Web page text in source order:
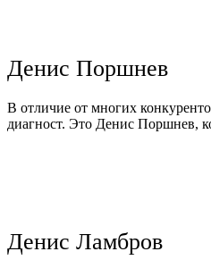
Денис Поршнев
В отличие от многих
диагност. Это Денис Поршнев,
Денис Ламбров